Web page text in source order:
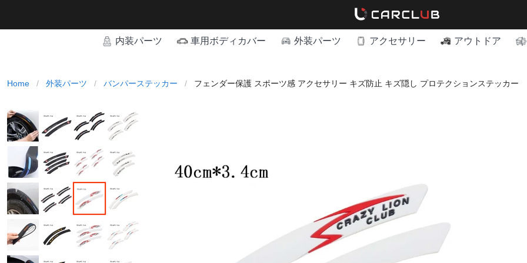
内装パーツ 車用ボディカバー 外装パーツ アクセサリー アウトドア
Home / 外装パーツ / バンパーステッカー / フェンダー保護 スポーツ感 アクセサリー キズ防止 キズ隠し プロテクションステッカー